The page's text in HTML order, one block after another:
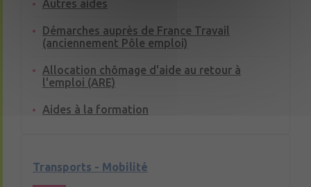
Autres aides
Démarches auprès de France Travail
(anciennement Pôle emploi)
Allocation chômage d'aide au retour à
l'emploi (ARE)
Aides à la formation
Transports - Mobilité